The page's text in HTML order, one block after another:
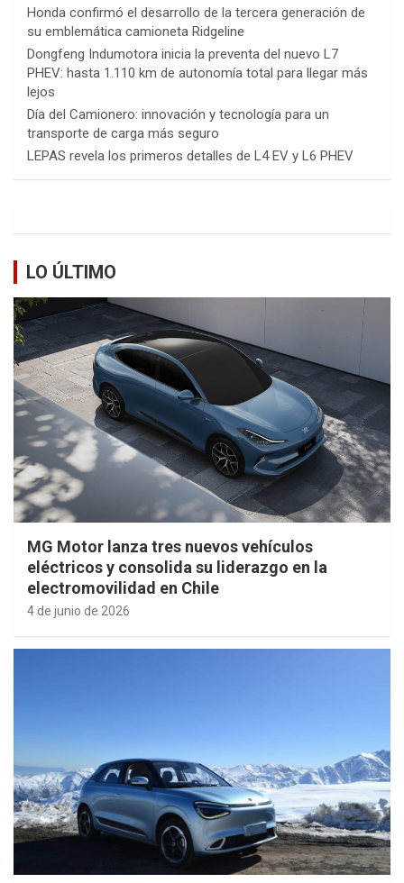
Honda confirmó el desarrollo de la tercera generación de
su emblemática camioneta Ridgeline
Dongfeng Indumotora inicia la preventa del nuevo L7
PHEV: hasta 1.110 km de autonomía total para llegar más
lejos
Día del Camionero: innovación y tecnología para un
transporte de carga más seguro
LEPAS revela los primeros detalles de L4 EV y L6 PHEV
LO ÚLTIMO
MG Motor lanza tres nuevos vehículos
eléctricos y consolida su liderazgo en la
electromovilidad en Chile
4 de junio de 2026